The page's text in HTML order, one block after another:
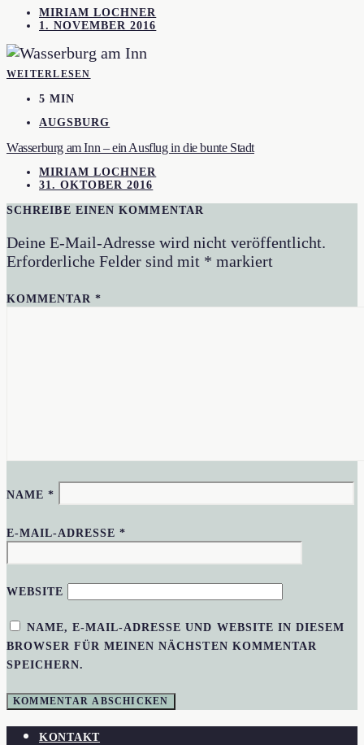
MIRIAM LOCHNER
1. NOVEMBER 2016
WEITERLESEN
5 MIN
AUGSBURG
Wasserburg am Inn – ein Ausflug in die bunte Stadt
MIRIAM LOCHNER
31. OKTOBER 2016
SCHREIBE EINEN KOMMENTAR
Deine E-Mail-Adresse wird nicht veröffentlicht.
Erforderliche Felder sind mit * markiert
KOMMENTAR*
NAME*
E-MAIL-ADRESSE*
WEBSITE
NAME, E-MAIL-ADRESSE UND WEBSITE IN DIESEM
BROWSER FÜR MEINEN NÄCHSTEN KOMMENTAR
SPEICHERN.
KONTAKT